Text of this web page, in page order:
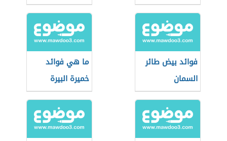
فوائد بيض طائر
السمان
ما هي فوائد
خميرة البيرة